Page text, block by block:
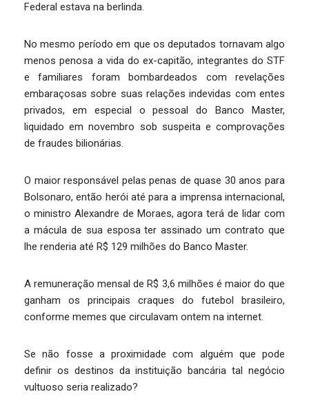
Federal estava na berlinda.
No mesmo período em que os deputados tornavam algo
menos penosa a vida do ex-capitão, integrantes do STF
e familiares foram bombardeados com revelações
embaraçosas sobre suas relações indevidas com entes
privados, em especial o pessoal do Banco Master,
liquidado em novembro sob suspeita e comprovações
de fraudes bilionárias.
O maior responsável pelas penas de quase 30 anos para
Bolsonaro, então herói até para a imprensa internacional,
o ministro Alexandre de Moraes, agora terá de lidar com
a mácula de sua esposa ter assinado um contrato que
lhe renderia até R$ 129 milhões do Banco Master.
A remuneração mensal de R$ 3,6 milhões é maior do que
ganham os principais craques do futebol brasileiro,
conforme memes que circulavam ontem na internet.
Se não fosse a proximidade com alguém que pode
definir os destinos da instituição bancária tal negócio
vultuoso seria realizado?